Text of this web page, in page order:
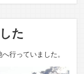
た
行っていました。